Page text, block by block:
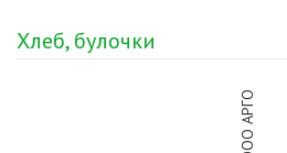
Хлеб, булочки